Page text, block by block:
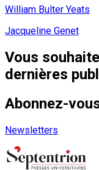
William Bulter Yeats
Jacqueline Genet
Vous
dernières
Abonnez-
Newsletters